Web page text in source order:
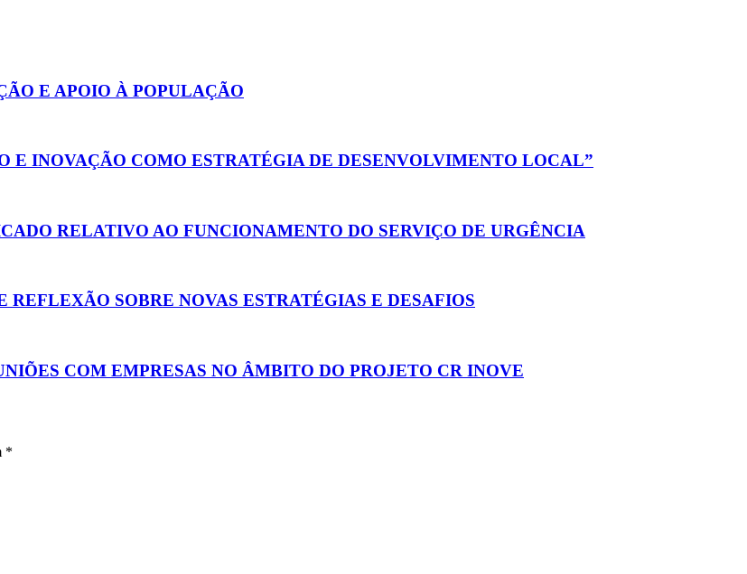
E APOIO À POPULAÇÃO
E INOVAÇÃO COMO ESTRATÉGIA DE DESENVOLVIMENTO LOCAL”
RELATIVO AO FUNCIONAMENTO DO SERVIÇO DE URGÊNCIA
SOBRE NOVAS ESTRATÉGIAS E DESAFIOS
COM EMPRESAS NO ÂMBITO DO PROJETO CR INOVE
*